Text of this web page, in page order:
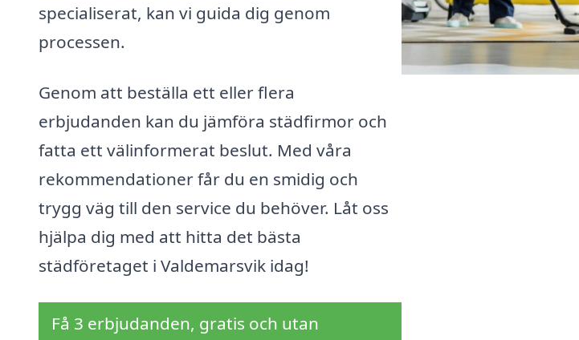
specialiserat, kan vi guida dig genom
processen.
Genom att beställa ett eller flera
erbjudanden kan du jämföra städfirmor och
fatta ett välinformerat beslut. Med våra
rekommendationer får du en smidig och
trygg väg till den service du behöver. Låt oss
hjälpa dig med att hitta det bästa
städföretaget i Valdemarsvik idag!
Få 3 erbjudanden, gratis och utan